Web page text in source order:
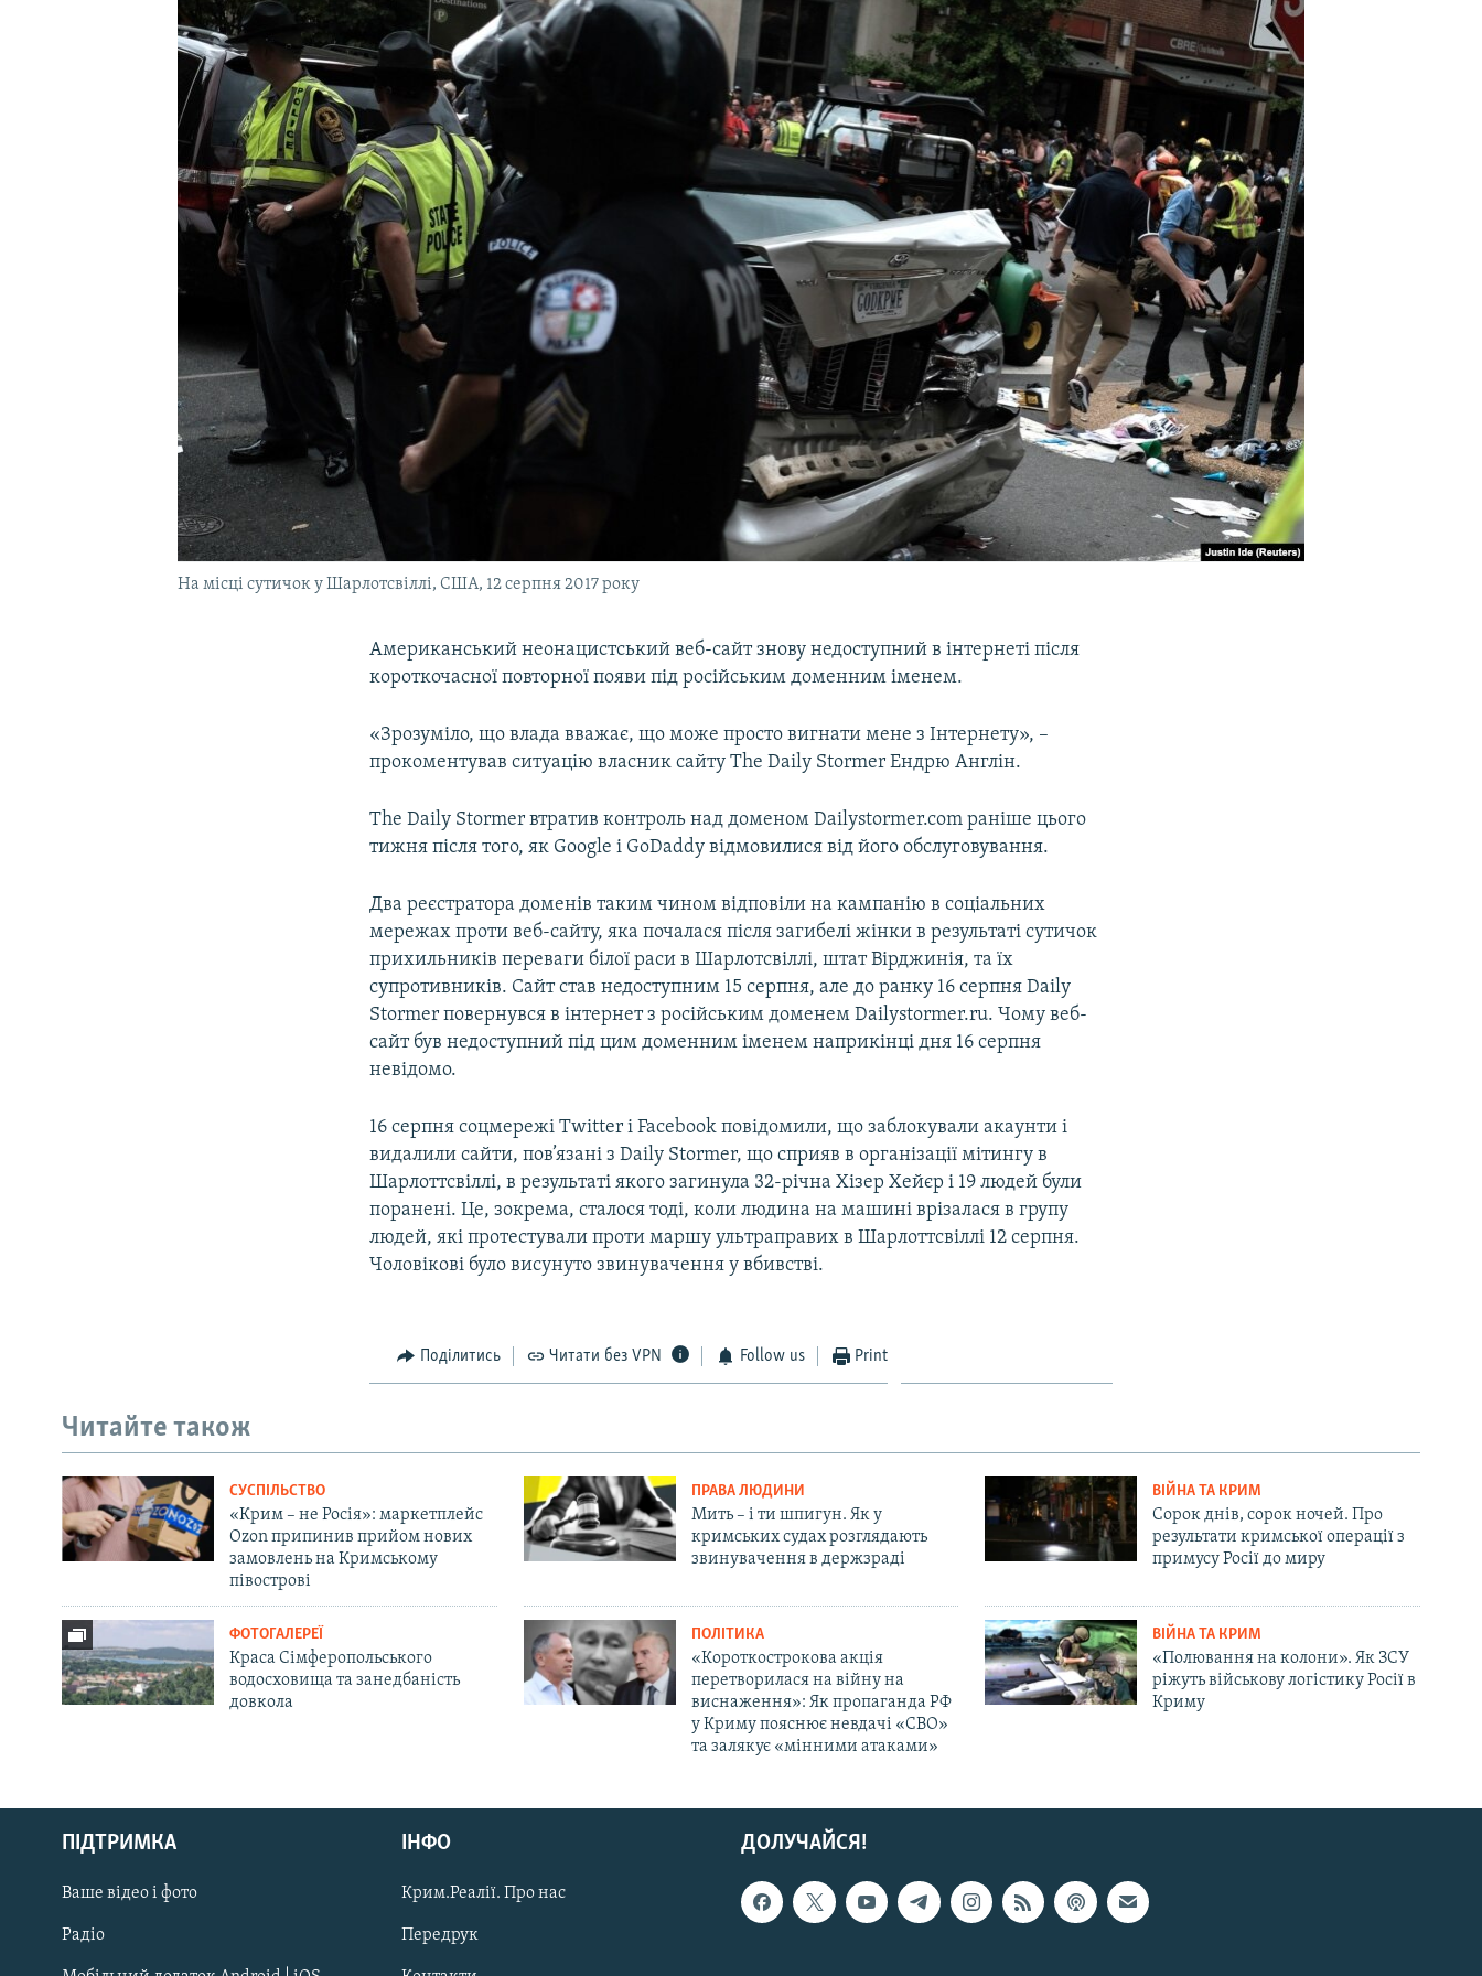
УКРАЇНСЬКА ПРОБЛЕМА КРИМУ
Русский
Qırımtatar
ДОЛУЧАЙСЯ!
На місці сутичок у Шарлотсвіллі, США, 12 серпня 2017 року
Американський неонацистський веб-сайт знову недоступний в інтернеті після
короткочасної повторної появи під російським доменним іменем.
«Зрозуміло, що влада вважає, що може просто вигнати мене з Інтернету», –
прокоментував ситуацію власник сайту The Daily Stormer Ендрю Англін.
The Daily Stormer втратив контроль над доменом Dailystormer.com раніше цього
тижня після того, як Google і GoDaddy відмовилися від його обслуговування.
Два реєстратора доменів таким чином відповіли на кампанію в соціальних
мережах проти веб-сайту, яка почалася після загибелі жінки в результаті сутичок
прихильників переваги білої раси в Шарлотсвіллі, штат Вірджинія, та їх
супротивників. Сайт став недоступним 15 серпня, але до ранку 16 серпня Daily
Stormer повернувся в інтернет з російським доменем Dailystormer.ru. Чому веб-
сайт був недоступний під цим доменним іменем наприкінці дня 16 серпня
невідомо.
16 серпня соцмережі Twitter і Facebook повідомили, що заблокували акаунти і
видалили сайти, пов’язані з Daily Stormer, що сприяв в організації мітингу в
Шарлоттсвіллі, в результаті якого загинула 32-річна Хізер Хейєр і 19 людей були
поранені. Це, зокрема, сталося тоді, коли людина на машині врізалася в групу
людей, які протестували проти маршу ультраправих в Шарлоттсвіллі 12 серпня.
Чоловікові було висунуто звинувачення у вбивстві.
Поділитись Читати без VPN Follow us Print
Читайте також
СУСПІЛЬСТВО
«Крим – не Росія»: маркетплейс
Ozon припинив прийом нових
замовлень на Кримському
півострові
ПРАВА ЛЮДИНИ
Мить – і ти шпигун. Як у
кримських судах розглядають
звинувачення в держзраді
ВІЙНА ТА КРИМ
Сорок днів, сорок ночей. Про
результати кримської операції з
примусу Росії до миру
ФОТОГАЛЕРЕЇ
Краса Сімферопольського
водосховища та занедбаність
довкола
ПОЛІТИКА
«Короткострокова акція
перетворилася на війну на
виснаження»: Як пропаганда РФ
у Криму пояснює невдачі «СВО»
та залякує «мінними атаками»
ВІЙНА ТА КРИМ
«Полювання на колони». Як ЗСУ
ріжуть військову логістику Росії в
Криму
ДОЛУЧАЙСЯ!
ПІДТРИМКА
Ваше відео і фото
Радіо
ІНФО
Крим.Реалії. Про нас
Передрук